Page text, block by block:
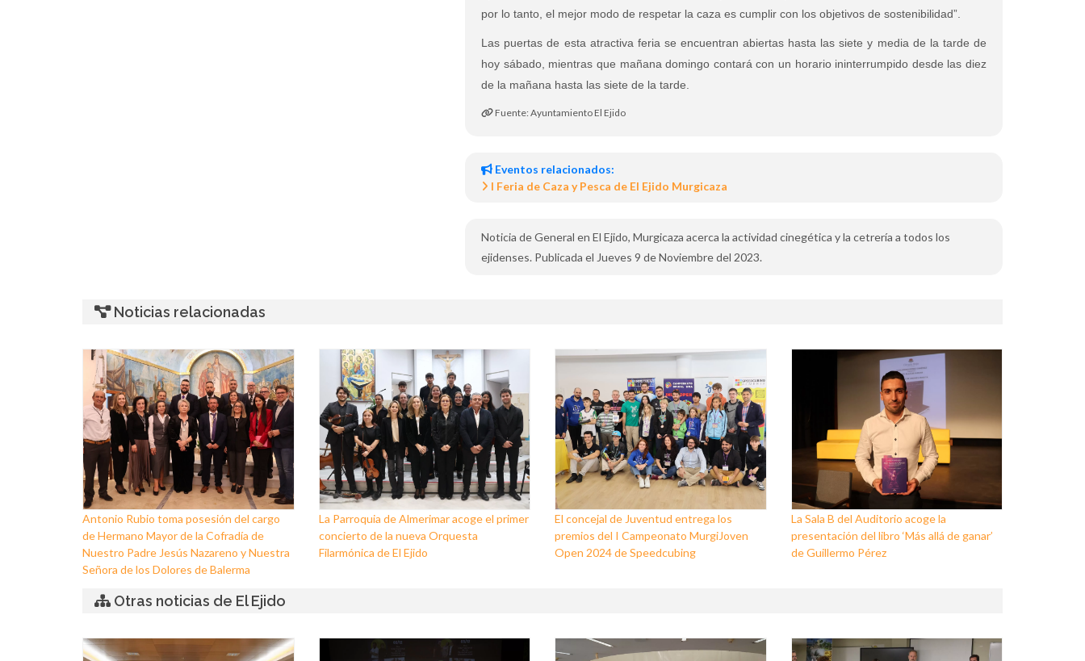
por lo tanto, el mejor modo de respetar la caza es cumplir con los objetivos de sostenibilidad”.
Las puertas de esta atractiva feria se encuentran abiertas hasta las siete y media de la tarde de
hoy sábado, mientras que mañana domingo contará con un horario ininterrumpido desde las diez
de la mañana hasta las siete de la tarde.
Fuente: Ayuntamiento El Ejido
Eventos relacionados:
I Feria de Caza y Pesca de El Ejido Murgicaza
Noticia de General en El Ejido, Murgicaza acerca la actividad cinegética y la cetrería a todos los
ejidenses. Publicada el Jueves 9 de Noviembre del 2023.
Noticias relacionadas
Antonio Rubio toma posesión del cargo
de Hermano Mayor de la Cofradía de
Nuestro Padre Jesús Nazareno y Nuestra
Señora de los Dolores de Balerma
La Parroquia de Almerimar acoge el primer
concierto de la nueva Orquesta
Filarmónica de El Ejido
El concejal de Juventud entrega los
premios del I Campeonato MurgiJoven
Open 2024 de Speedcubing
La Sala B del Auditorio acoge la
presentación del libro ‘Más allá de ganar’
de Guillermo Pérez
Otras noticias de El Ejido